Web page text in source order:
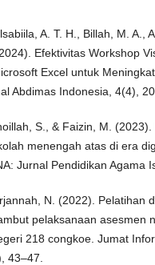
A. T. H., Billah, M. A.,
Efektivitas Workshop
Excel untuk
Abdimas Indonesia, 4(4),
S., & Faizin, M.
menengah atas di era
Jurnal Pendidikan Agama
N. (2022). Pelatihan
pelaksanaan asesmen
218 congkoe. Jumat
43–47.